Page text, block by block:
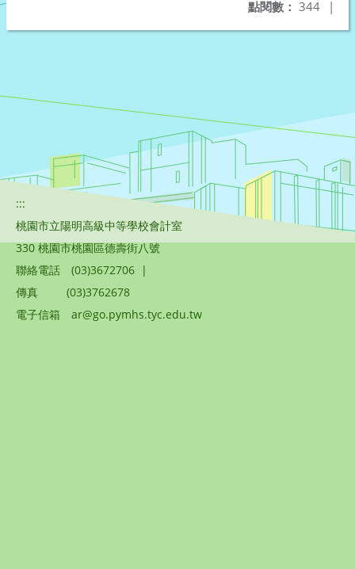
點閱數： 344 |
:::
桃園市立陽明高級中等學校會計室
330 桃園市桃園區德壽街八號
聯絡電話
(03)3672706 |
傳真
(03)3762678
電子信箱
ar@go.pymhs.tyc.edu.tw